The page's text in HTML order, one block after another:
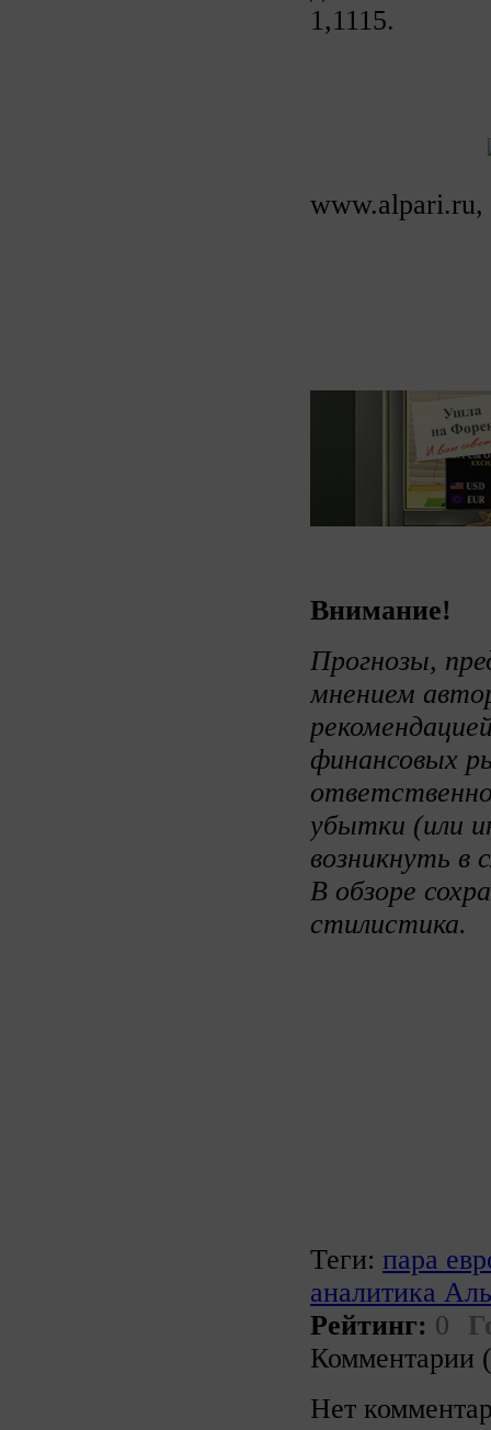
1,1115.
www.alpari.ru,
Внимание!
Прогнозы,
мнением
финансовых
убытки (или
возникнуть в
В обзоре
стилистика.
Теги: пара
аналитика
Рейтинг: 0
Комментарии
Нет